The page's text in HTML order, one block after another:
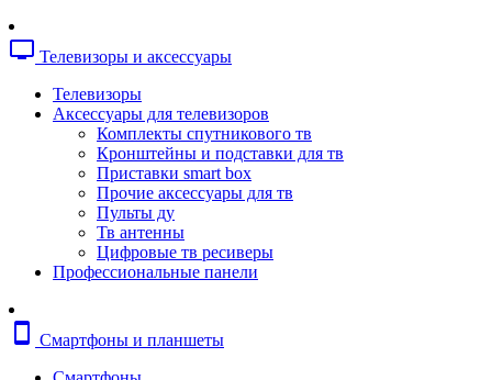
Телефония
Рации
Консоли для мини-атс
Системные телефоны
Телефоны
Телефоны dect
Торговое оборудование
Детектор валют
Счетчики банкнот
tv Телевизоры и аксессуары
Телевизоры
Аксессуары для телевизоров
Комплекты спутникового тв
Кронштейны и подставки для тв
Приставки smart box
Прочие аксессуары для тв
Пульты ду
Тв антенны
Цифровые тв ресиверы
Профессиональные панели
smartphone
Смартфоны и планшеты